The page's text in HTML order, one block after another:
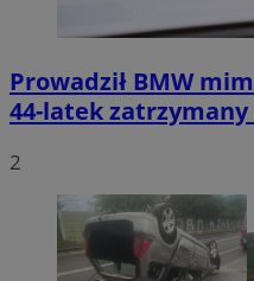
Prowadził BMW
44-latek zatrzymany
2